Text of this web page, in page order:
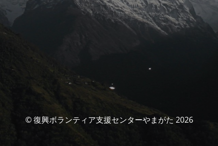
© 復興ボランティア支援センターやまがた 2026